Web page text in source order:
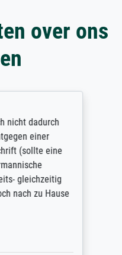
over ons
nicht dadurch
einer
(sollte eine
gleichzeitig
nach zu Hause